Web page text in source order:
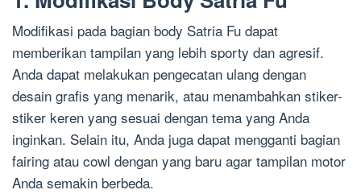
Modifikasi pada bagian body Satria Fu dapat
memberikan tampilan yang lebih sporty dan agresif.
Anda dapat melakukan pengecatan ulang dengan
desain grafis yang menarik, atau menambahkan stiker-
stiker keren yang sesuai dengan tema yang Anda
inginkan. Selain itu, Anda juga dapat mengganti bagian
fairing atau cowl dengan yang baru agar tampilan motor
Anda semakin berbeda.